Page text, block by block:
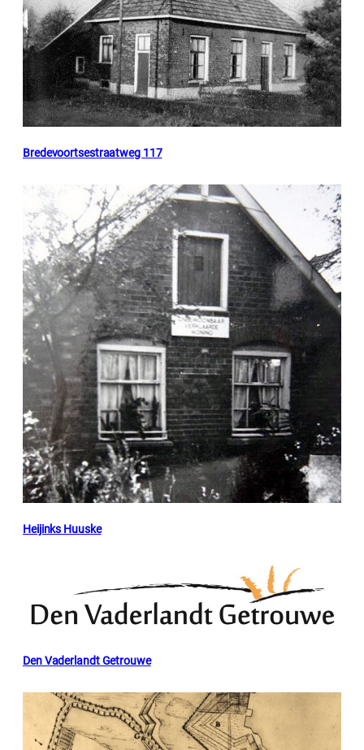
Bredevoortsestraatweg 117
Heijinks Huuske
Den Vaderlandt Getrouwe